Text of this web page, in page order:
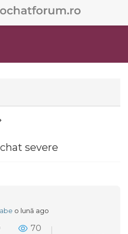
severe
o lună ago
70